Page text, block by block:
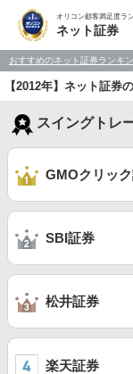
オリコン顧客満足度ラ
ネット証券
おすすめのネット証券ランキ
【2012年】ネット証券
スイングトレ
GMOクリッ
SBI証券
松井証券
楽天証券